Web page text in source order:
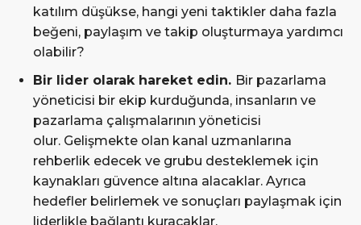
katılım düşükse, hangi yeni taktikler daha fazla
beğeni, paylaşım ve takip oluşturmaya yardımcı
olabilir?
Bir lider olarak hareket edin. Bir pazarlama
yöneticisi bir ekip kurduğunda, insanların ve
pazarlama çalışmalarının yöneticisi
olur. Gelişmekte olan kanal uzmanlarına
rehberlik edecek ve grubu desteklemek için
kaynakları güvence altına alacaklar. Ayrıca
hedefler belirlemek ve sonuçları paylaşmak için
liderlikle bağlantı kuracaklar.